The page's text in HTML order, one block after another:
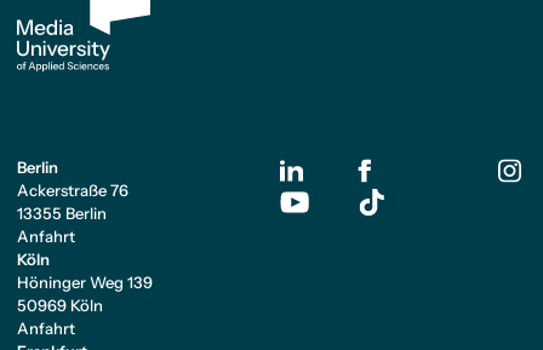
Berlin
Ackerstraße 76
13355 Berlin
Anfahrt
Köln
Höninger Weg 139
50969 Köln
Anfahrt